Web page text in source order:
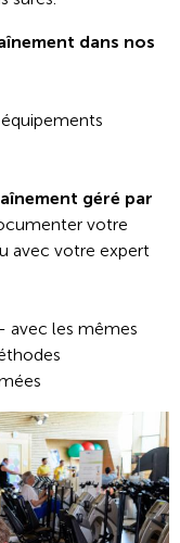
dans nos
géré par
votre
avec votre expert
- avec les mêmes